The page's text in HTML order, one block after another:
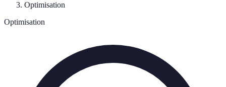
Optimisation
Optimisation